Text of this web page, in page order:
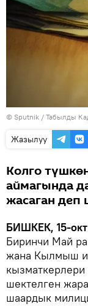
© Sputnik / Табылды
Жазылуу
Колго
аймагында
жасаган деп
БИШКЕК, 15-
Биринчи Май
жана Кылмыш
шектелген
шаардык